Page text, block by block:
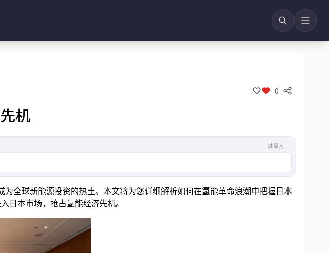
0
机
洪墨AI
西和九州成为三大投资热点
全球新能源投资的热土。本文将为您详细解析如何在氢能革命浪潮中把握日本
日本市场，抢占氢能经济先机。